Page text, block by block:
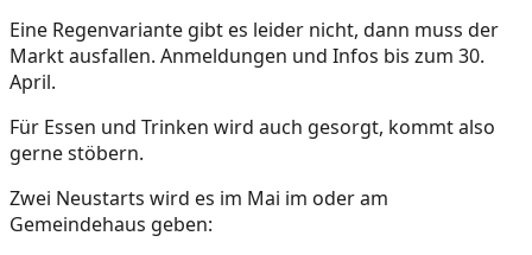
Eine Regenvariante gibt es leider nicht, dann muss der
Markt ausfallen. Anmeldungen und Infos bis zum 30.
April.
Für Essen und Trinken wird auch gesorgt, kommt also
gerne stöbern.
Zwei Neustarts wird es im Mai im oder am
Gemeindehaus geben: